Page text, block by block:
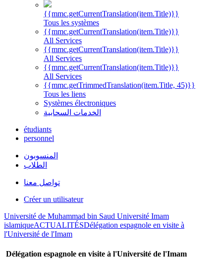
{{mmc.getCurrentTranslation(item.Title)}}
Tous les systèmes
{{mmc.getCurrentTranslation(item.Title)}}
All Services
{{mmc.getCurrentTranslation(item.Title)}}
All Services
{{mmc.getCurrentTranslation(item.Title)}}
All Services
{{mmc.getTrimmedTranslation(item.Title, 45)}}
Tous les liens
Systèmes électroniques
الخدمات السحابية
étudiants
personnel
المنسوبون
الطلاب
تواصل معنا
Créer un utilisateur
Université de Muhammad bin Saud Université Imam
islamiqueACTUALITÉSDélégation espagnole en visite à
l'Université de l'Imam
Délégation espagnole en visite à l'Université de l'Imam